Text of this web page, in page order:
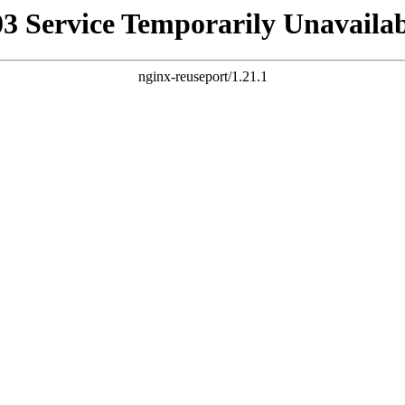
Service Temporarily
nginx-reuseport/1.21.1